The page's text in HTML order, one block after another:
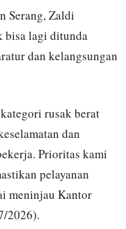
Serang, Zaldi
bisa lagi ditunda
dan kelangsungan
rusak berat
dan
Prioritas kami
pelayanan
meninjau Kantor
2026).